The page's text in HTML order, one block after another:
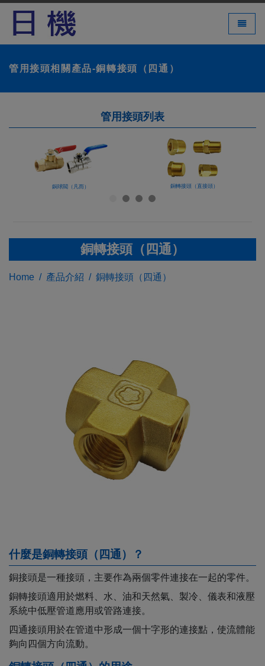
Toggle
管用接頭相關產品-銅轉接頭（四通）
管用接頭列表
銅球閥（凡而） 銅轉接頭（直接頭）
銅轉接頭（四通）
Home 產品介紹 銅轉接頭（四通）
什麼是銅轉接頭（四通）？
銅接頭是一種接頭，主要作為兩個零件連接在一起的零件。
銅轉接頭適用於燃料、水、油和天然氣、製冷、儀表和液壓
系統中低壓管道應用或管路連接。
四通接頭用於在管道中形成一個十字形的連接點，使流體能
夠向四個方向流動。